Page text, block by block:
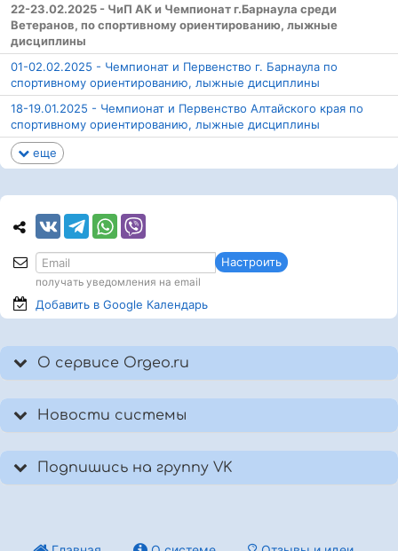
22-23.02.2025 - ЧиП АК и Чемпионат г.Барнаула среди
Ветеранов, по спортивному ориентированию, лыжные
дисциплины
01-02.02.2025 - Чемпионат и Первенство г. Барнаула по
спортивному ориентированию, лыжные дисциплины
18-19.01.2025 - Чемпионат и Первенство Алтайского края по
спортивному ориентированию, лыжные дисциплины
еще
Настроить
получать уведомления на email
Добавить в Google Календарь
О сервисе Orgeo.ru
Новости системы
Подпишись на группу VK